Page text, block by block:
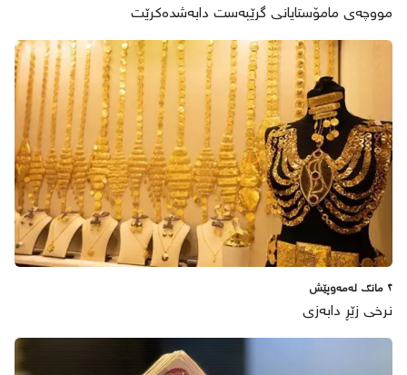
مووچەی مامۆستایانی گرێبەست دابەشدەکرێت
٢ مانگ لەمەوپێش
نرخی زێڕ دابەزی